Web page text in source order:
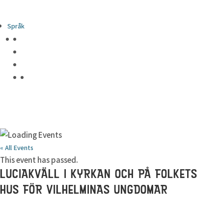
Språk
« All Events
This event has passed.
LUCIAKVÄLL I KYRKAN OCH PÅ FOLKETS
HUS FÖR VILHELMINAS UNGDOMAR